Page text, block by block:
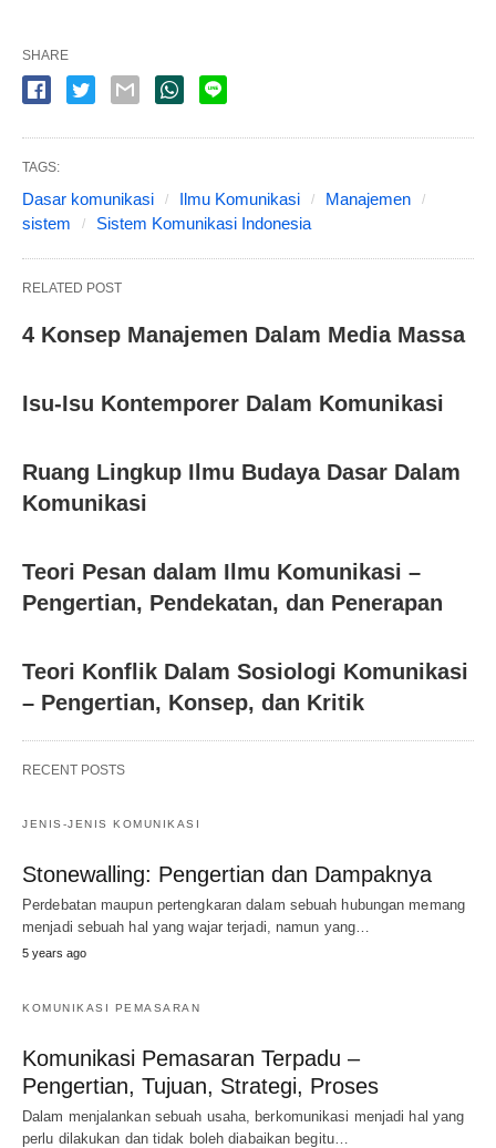
SHARE
TAGS:
Dasar komunikasi Ilmu Komunikasi
Manajemen
sistem
Sistem Komunikasi Indonesia
RELATED POST
4 Konsep Manajemen Dalam Media Massa
Isu-Isu Kontemporer Dalam Komunikasi
Ruang Lingkup Ilmu Budaya Dasar Dalam
Komunikasi
Teori Pesan dalam Ilmu Komunikasi –
Pengertian, Pendekatan, dan Penerapan
Teori Konflik Dalam Sosiologi Komunikasi
– Pengertian, Konsep, dan Kritik
RECENT POSTS
JENIS-JENIS KOMUNIKASI
Stonewalling: Pengertian dan Dampaknya
Perdebatan maupun pertengkaran dalam sebuah hubungan memang
menjadi sebuah hal yang wajar terjadi, namun yang…
5 years ago
KOMUNIKASI PEMASARAN
Komunikasi Pemasaran Terpadu –
Pengertian, Tujuan, Strategi, Proses
Dalam menjalankan sebuah usaha, berkomunikasi menjadi hal yang
perlu dilakukan dan tidak boleh diabaikan begitu…